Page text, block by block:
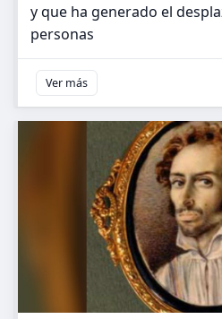
y que ha generado el
personas
Ver más